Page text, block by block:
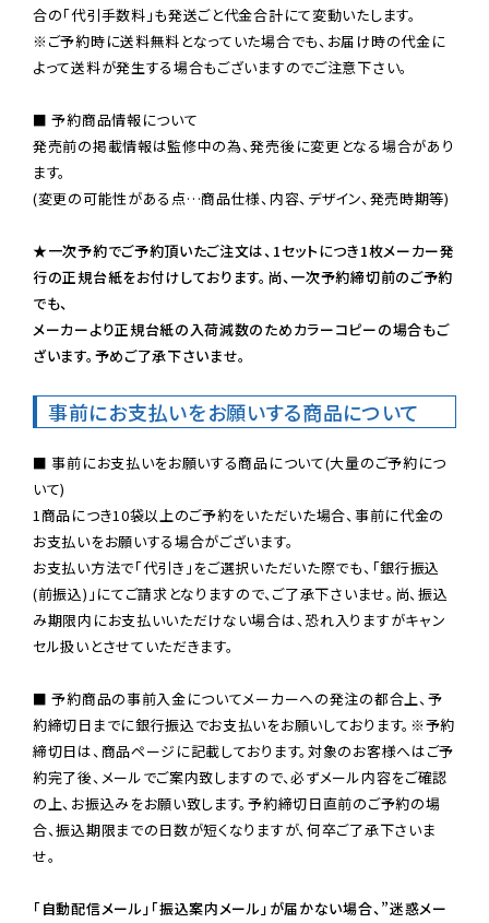
※ご予約時に送料無料となっていた場合でも、お届け時の代金に
よって送料が発生する場合もございますのでご注意下さい。
■ 予約商品情報について
発売前の掲載情報は監修中の為、発売後に変更となる場合があり
ます。
(変更の可能性がある点…商品仕様、内容、デザイン、発売時期等)
★一次予約でご予約頂いたご注文は、1セットにつき1枚メーカー発
行の正規台紙をお付けしております。尚、一次予約締切前のご予約
でも、
メーカーより正規台紙の入荷減数のためカラーコピーの場合もご
ざいます。予めご了承下さいませ。
事前にお支払いをお願いする商品について
■ 事前にお支払いをお願いする商品について(大量のご予約につ
いて)
1商品につき10袋以上のご予約をいただいた場合、事前に代金の
お支払いをお願いする場合がございます。
お支払い方法で「代引き」をご選択いただいた際でも、「銀行振込
(前振込)」にてご請求となりますので、ご了承下さいませ。尚、振込
み期限内にお支払いいただけない場合は、恐れ入りますがキャン
セル扱いとさせていただきます。
■ 予約商品の事前入金についてメーカーへの発注の都合上、予
約締切日までに銀行振込でお支払いをお願いしております。※予約
締切日は、商品ページに記載しております。対象のお客様へはご予
約完了後、メールでご案内致しますので、必ずメール内容をご確認
の上、お振込みをお願い致します。予約締切日直前のご予約の場
合、振込期限までの日数が短くなりますが、何卒ご了承下さいま
せ。
「自動配信メール」「振込案内メール」が届かない場合、”迷惑メー